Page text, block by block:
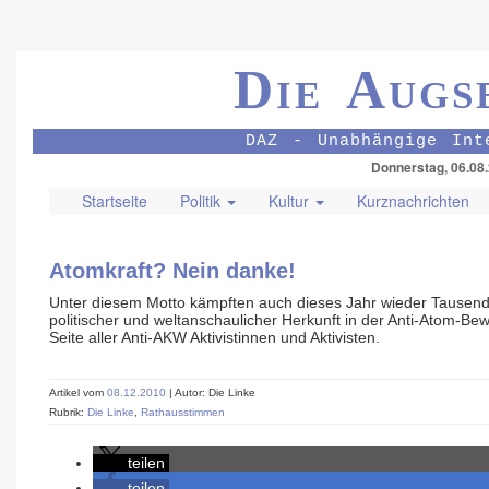
Die
DAZ - Unabhängige
Donnerstag,
Startseite Politik Kultur Kurznachrichten
Atomkraft? Nein danke!
Unter diesem Motto kämpften auch dieses Jahr wieder
politischer und weltanschaulicher Herkunft in der Anti-Atom-
Seite aller Anti-AKW Aktivistinnen und Aktivisten.
Artikel vom 08.12.2010 | Autor: Die Linke
Rubrik: Die Linke Rathausstimmen
teilen